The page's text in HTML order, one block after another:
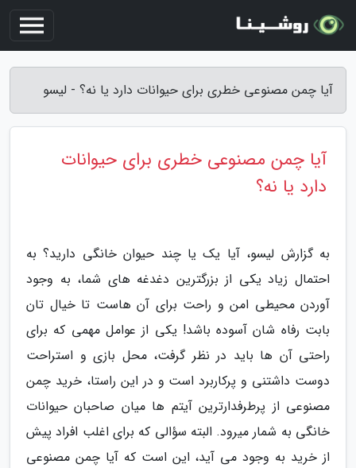
آیا چمن مصنوعی خطری برای حیوانات دارد یا نه؟ - لیسو
آیا چمن مصنوعی خطری برای حیوانات
دارد یا نه؟
به گزارش لیسو، آیا یک یا چند حیوان خانگی دارید؟ به
احتمال زیاد یکی از بزرگترین دغدغه های شما، به وجود
آوردن محیطی امن و راحت برای آن هاست تا خیال تان
بابت رفاه شان آسوده باشد! یکی از عوامل مهمی که برای
راحتی آن ها باید در نظر گرفت، محل بازی و استراحت
دوست داشتنی و پرکاربرد است و در این راستا، خرید چمن
مصنوعی از پرطرفدارترین آیتم ها میان صاحبان حیوانات
خانگی به شمار میرود. البته سؤالی که برای اغلب افراد پیش
از خرید به وجود می آید، این است که آیا چمن مصنوعی